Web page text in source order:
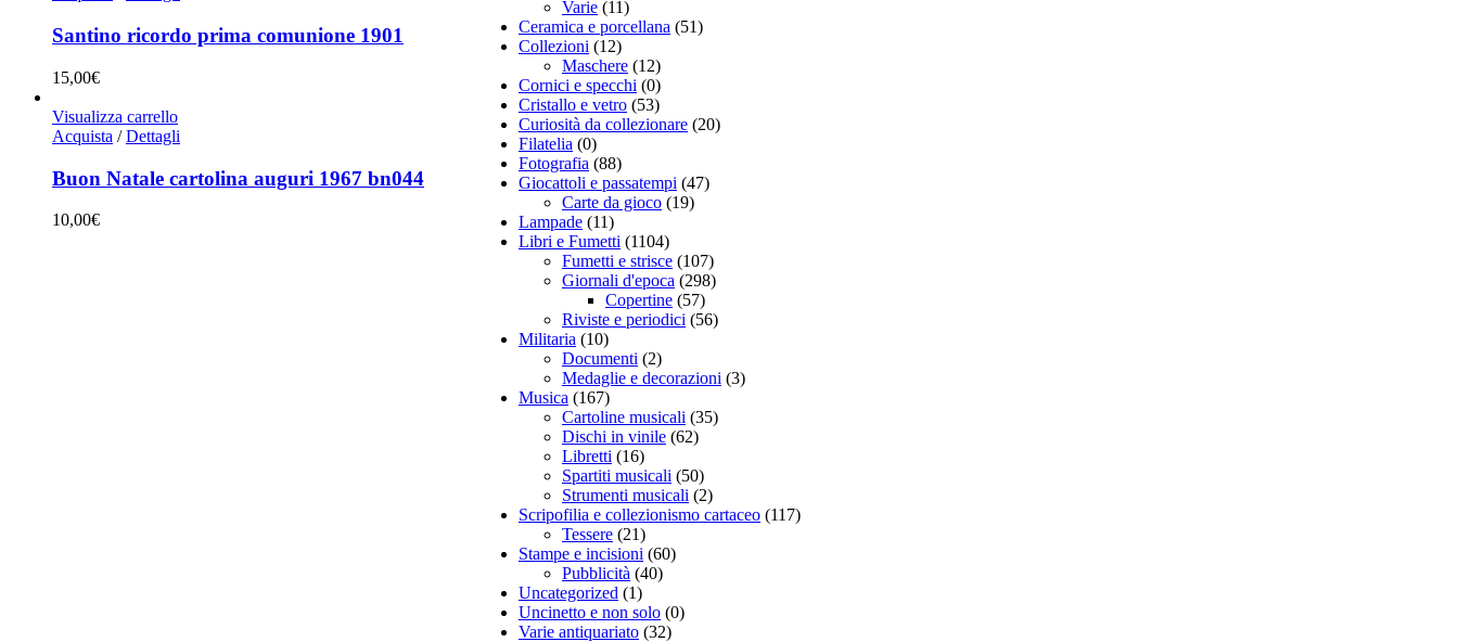
Santino ricordo prima comunione 1901
15,00€
Visualizza carrello
Acquista / Dettagli
Buon Natale cartolina auguri 1967 bn044
10,00€
Varie (11)
Ceramica e porcellana (51)
Collezioni (12)
Maschere (12)
Cornici e specchi (0)
Cristallo e vetro (53)
Curiosità da collezionare (20)
Filatelia (0)
Fotografia (88)
Giocattoli e passatempi (47)
Carte da gioco (19)
Lampade (11)
Libri e Fumetti (1104)
Fumetti e strisce (107)
Giornali d'epoca (298)
Copertine (57)
Riviste e periodici (56)
Militaria (10)
Documenti (2)
Medaglie e decorazioni (3)
Musica (167)
Cartoline musicali (35)
Dischi in vinile (62)
Libretti (16)
Spartiti musicali (50)
Strumenti musicali (2)
Scripofilia e collezionismo cartaceo (117)
Tessere (21)
Stampe e incisioni (60)
Pubblicità (40)
Uncategorized (1)
Uncinetto e non solo (0)
Varie antiquariato (32)